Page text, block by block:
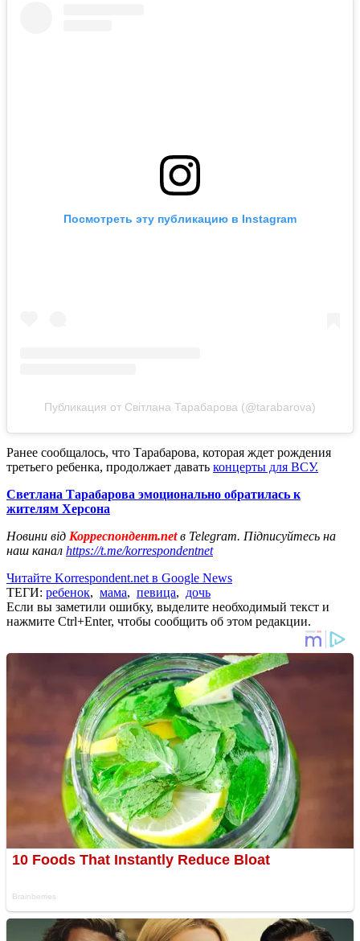
Посмотреть эту публикацию в Instagram
Публикация от Світлана Тарабарова (@tarabarova)
Ранее сообщалось, что Тарабарова, которая ждет рождения
третьего ребенка, продолжает давать концерты для ВСУ.
Светлана Тарабарова эмоционально обратилась к
жителям Херсона
Новини від Корреспондент.netв Telegram. Підписуйтесь на
наш канал https://t.me/korrespondentnet
Читайте Korrespondent.net в Google News
ТЕГИ: ребенок, мама, певица, дочь
Если вы заметили ошибку, выделите необходимый текст и
нажмите Ctrl+Enter, чтобы сообщить об этом редакции.